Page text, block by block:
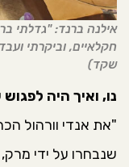
אילנה ברנד: "גדלתי
חקלאיים, וביקרתי
שקד)
נו, ואיך היה
שנבחרו על ידי